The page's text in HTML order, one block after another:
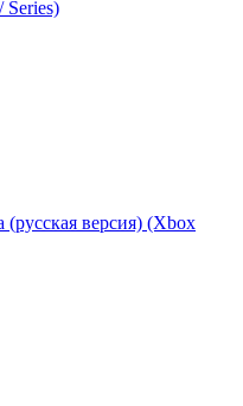
Series)
(русская версия) (Xbox